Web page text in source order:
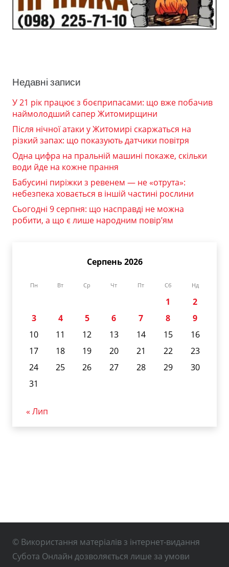
Недавні записи
У 21 рік працює з боєприпасами: що вже побачив
наймолодший сапер Житомирщини
Після нічної атаки у Житомирі скаржаться на
різкий запах: що показують датчики повітря
Одна цифра на пральній машині покаже, скільки
води йде на кожне прання
Бабусині пиріжки з ревенем — не «отрута»:
небезпека ховається в іншій частині рослини
Сьогодні 9 серпня: що насправді не можна
робити, а що є лише народним повір’ям
Серпень 2026
Пн Вт Ср Чт Пт Сб Нд
1
2
3
4 5 6 7 8
9
10
11 12 13 14 15
16
17
18 19 20 21 22
23
24
25 26 27 28 29
30
31
« Лип
© Використання матеріалів з інтернет-видання
Субота Онлайн дозволяється лише за умови